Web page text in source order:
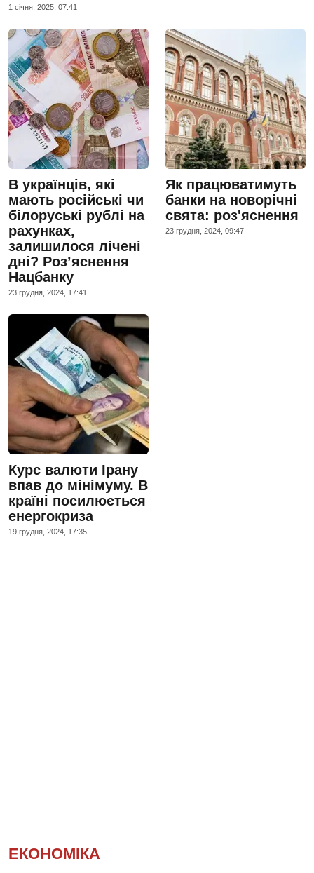
1 сiчня, 2025, 07:41
В українців, які
мають російські чи
білоруські рублі на
рахунках,
залишилося лічені
дні? Роз’яснення
Нацбанку
23 грудня, 2024, 17:41
Як працюватимуть
банки на новорічні
свята: роз'яснення
23 грудня, 2024, 09:47
Курс валюти Ірану
впав до мінімуму. В
країні посилюється
енергокриза
19 грудня, 2024, 17:35
ЕКОНОМІКА